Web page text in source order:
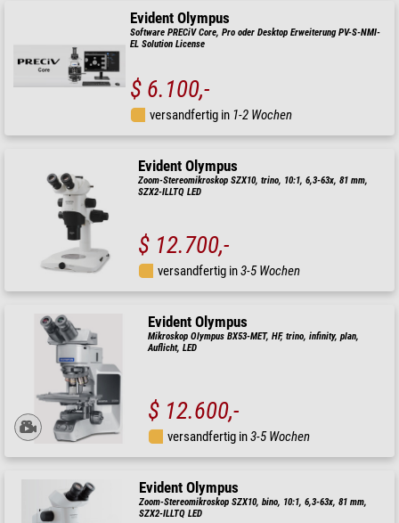
Evident Olympus
Software PRECiV Core, Pro oder Desktop Erweiterung PV-S-NMI-
EL Solution License
$ 6.100,-
versandfertig in 1-2 Wochen
Evident Olympus
Zoom-Stereomikroskop SZX10, trino, 10:1, 6,3-63x, 81 mm,
SZX2-ILLTQ LED
$ 12.700,-
versandfertig in3-5 Wochen
Evident Olympus
Mikroskop Olympus BX53-MET, HF, trino, infinity, plan,
Auflicht, LED
$ 12.600,-
versandfertig in3-5 Wochen
Evident Olympus
Zoom-Stereomikroskop SZX10, bino, 10:1, 6,3-63x, 81 mm,
SZX2-ILLTQ LED